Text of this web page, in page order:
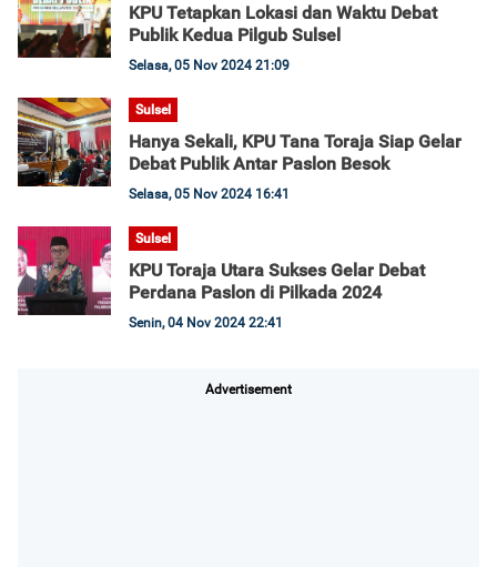
KPU Tetapkan Lokasi dan Waktu Debat
Publik Kedua Pilgub Sulsel
Selasa, 05 Nov 2024 21:09
Sulsel
Hanya Sekali, KPU Tana Toraja Siap Gelar
Debat Publik Antar Paslon Besok
Selasa, 05 Nov 2024 16:41
Sulsel
KPU Toraja Utara Sukses Gelar Debat
Perdana Paslon di Pilkada 2024
Senin, 04 Nov 2024 22:41
Advertisement